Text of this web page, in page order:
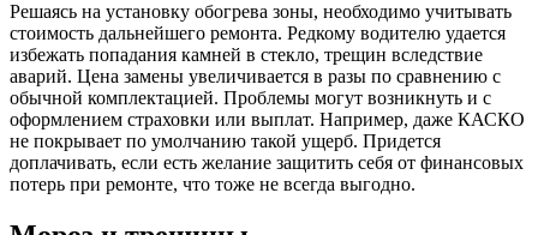
Решаясь на установку обогрева зоны, необходимо учитывать
стоимость дальнейшего ремонта. Редкому водителю удается
избежать попадания камней в стекло, трещин вследствие
аварий. Цена замены увеличивается в разы по сравнению с
обычной комплектацией. Проблемы могут возникнуть и с
оформлением страховки или выплат. Например, даже КАСКО
не покрывает по умолчанию такой ущерб. Придется
доплачивать, если есть желание защитить себя от финансовых
потерь при ремонте, что тоже не всегда выгодно.